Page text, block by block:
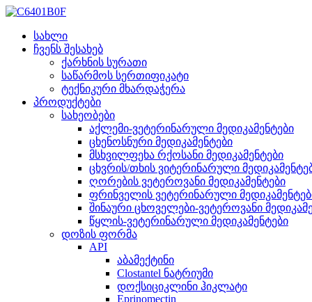
სახლი
ჩვენს შესახებ
ქარხნის სურათი
საწარმოს სერთიფიკატი
ტექნიკური მხარდაჭერა
პროდუქტები
სახეობები
აქლემი-ვეტერინარული მედიკამენტები
ცხენოსნური მედიკამენტები
მსხვილფეხა რქოსანი მედიკამენტები
ცხვრის/თხის ვიტერინარული
ღორების ვეტეროვანი მედიკამენტები
ფრინველის ვეტერინარული
შინაური ცხოველები-ვეტეროვანი
წყლის-ვეტერინარული მედიკამენტები
დოზის ფორმა
API
აბამექტინი
Clostantel ნატრიუმი
დოქსიციკლინი ჰიკლატი
Eprinomectin